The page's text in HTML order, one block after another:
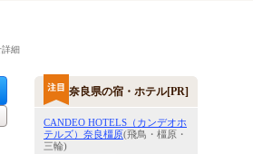
細
奈良県の宿・ホテル[PR]
CANDEO HOTELS（カンデオホ
テルズ）奈良橿原(飛鳥・橿原・
三輪)